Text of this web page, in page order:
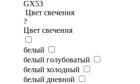
GX53
Цвет свечения
?
Цвет свечения
белый
белый голубоватый
белый холодный
белый дневной